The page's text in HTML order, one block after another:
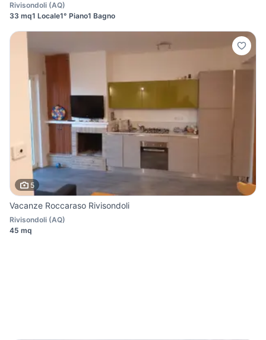
Rivisondoli (AQ)
33 mq1 Locale1° Piano1 Bagno
5
Vacanze Roccaraso Rivisondoli
Rivisondoli (AQ)
45 mq